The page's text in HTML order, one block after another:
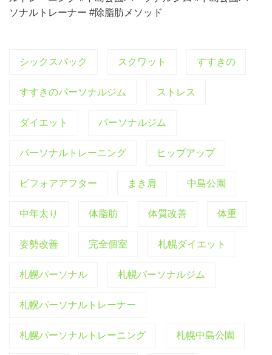
ソナルトレーナー #除脂肪メソッド
シックスパック スクワット すすきの
すすきのパーソナルジム ストレス
ダイエット パーソナルジム
パーソナルトレーニング ヒップアップ
ビフォアアフター まき肩 中島公園
中年太り 体脂肪 体質改善 体重
姿勢改善 完全個室 札幌ダイエット
札幌パーソナル 札幌パーソナルジム
札幌パーソナルトレーナー
札幌パーソナルトレーニング 札幌中島公園